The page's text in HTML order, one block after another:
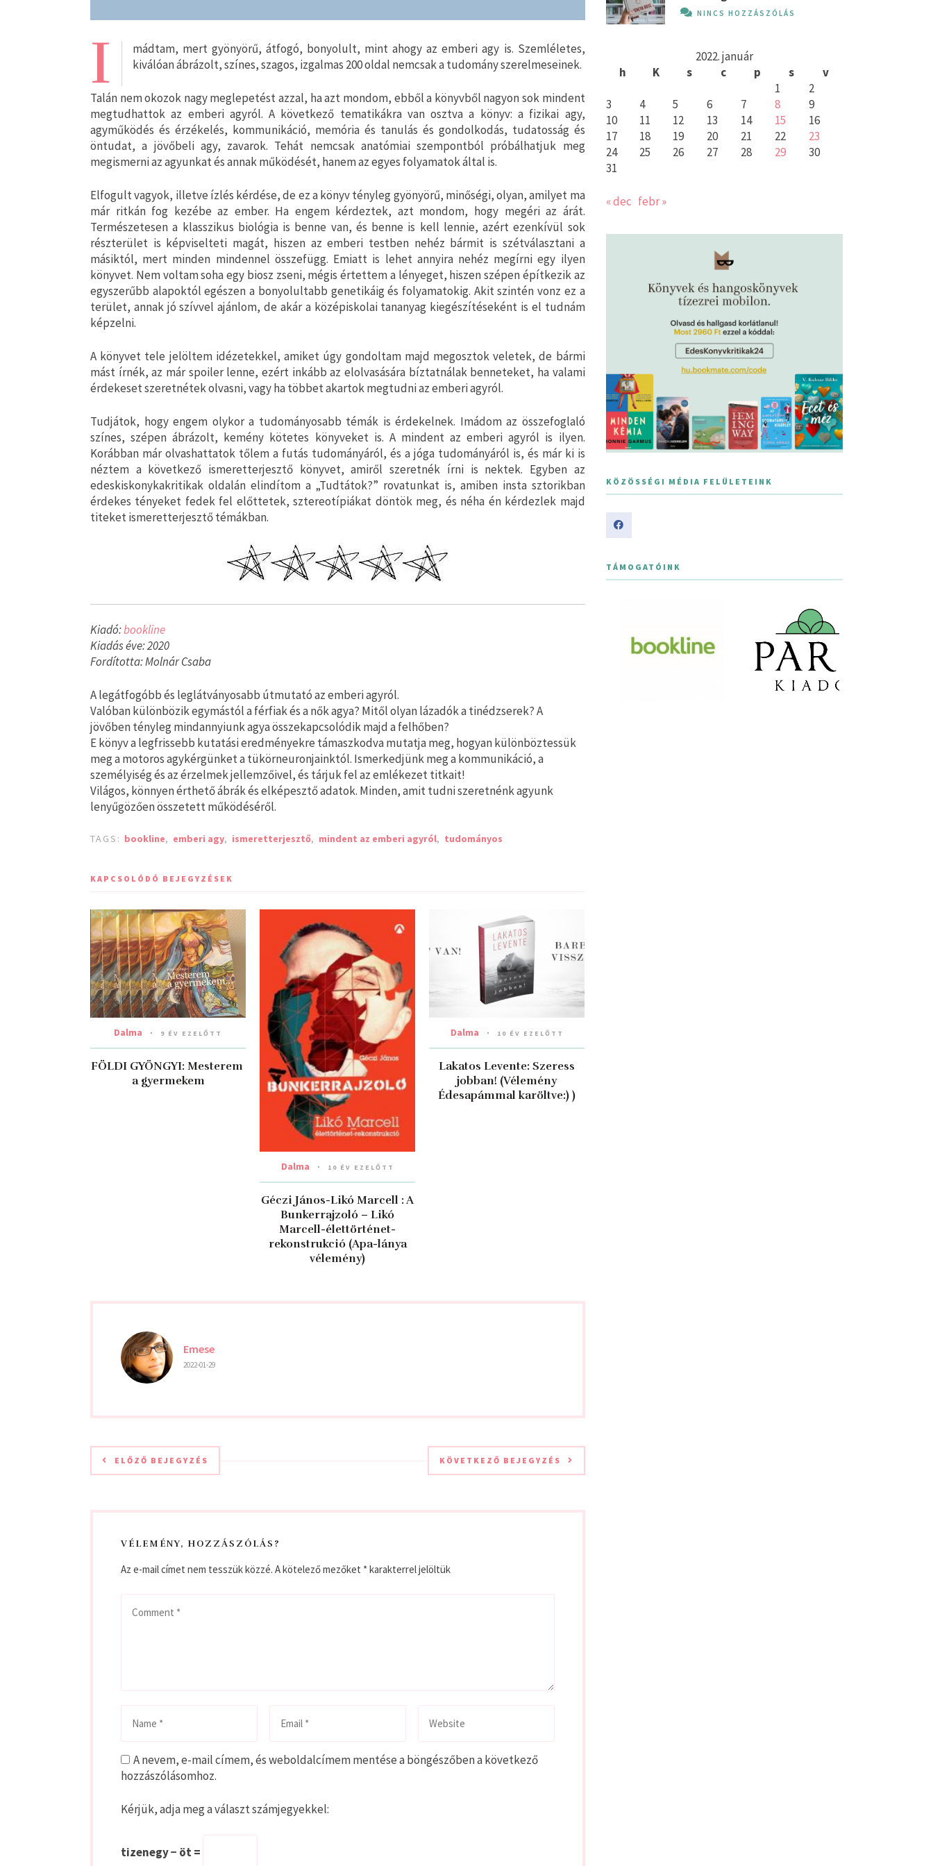
I
mádtam, mert gyönyörű, átfogó, bonyolult, mint ahogy az emberi agy is. Szemléletes,
kiválóan ábrázolt, színes, szagos, izgalmas 200 oldal nemcsak a tudomány szerelmeseinek.
Talán nem okozok nagy meglepetést azzal, ha azt mondom, ebből a könyvből nagyon sok mindent
megtudhattok az emberi agyról. A következő tematikákra van osztva a könyv: a fizikai agy,
agyműködés és érzékelés, kommunikáció, memória és tanulás és gondolkodás, tudatosság és
öntudat, a jövőbeli agy, zavarok. Tehát nemcsak anatómiai szempontból próbálhatjuk meg
megismerni az agyunkat és annak működését, hanem az egyes folyamatok által is.
Elfogult vagyok, illetve ízlés kérdése, de ez a könyv tényleg gyönyörű, minőségi, olyan, amilyet ma
már ritkán fog kezébe az ember. Ha engem kérdeztek, azt mondom, hogy megéri az árát.
Természetesen a klasszikus biológia is benne van, és benne is kell lennie, azért ezenkívül sok
részterület is képviselteti magát, hiszen az emberi testben nehéz bármit is szétválasztani a
másiktól, mert minden mindennel összefügg. Emiatt is lehet annyira nehéz megírni egy ilyen
könyvet. Nem voltam soha egy biosz zseni, mégis értettem a lényeget, hiszen szépen építkezik az
egyszerűbb alapoktól egészen a bonyolultabb genetikáig és folyamatokig. Akit szintén vonz ez a
terület, annak jó szívvel ajánlom, de akár a középiskolai tananyag kiegészítéseként is el tudnám
képzelni.
A könyvet tele jelöltem idézetekkel, amiket úgy gondoltam majd megosztok veletek, de bármi
mást írnék, az már spoiler lenne, ezért inkább az elolvasására bíztatnálak benneteket, ha valami
érdekeset szeretnétek olvasni, vagy ha többet akartok megtudni az emberi agyról.
Tudjátok, hogy engem olykor a tudományosabb témák is érdekelnek. Imádom az összefoglaló
színes, szépen ábrázolt, kemény kötetes könyveket is. A mindent az emberi agyról is ilyen.
Korábban már olvashattatok tőlem a futás tudományáról, és a jóga tudományáról is, és már ki is
néztem a következő ismeretterjesztő könyvet, amiről szeretnék írni is nektek. Egyben az
edeskiskonykakritikak oldalán elindítom a „Tudtátok?” rovatunkat is, amiben insta sztorikban
érdekes tényeket fedek fel előttetek, sztereotípiákat döntök meg, és néha én kérdezlek majd
titeket ismeretterjesztő témákban.
Kiadó:bookline
Kiadás éve: 2020
Fordította: Molnár Csaba
A legátfogóbb és leglátványosabb útmutató az emberi agyról.
Valóban különbözik egymástól a férfiak és a nők agya? Mitől olyan lázadók a tinédzserek? A
jövőben tényleg mindannyiunk agya összekapcsolódik majd a felhőben?
E könyv a legfrissebb kutatási eredményekre támaszkodva mutatja meg, hogyan különböztessük
meg a motoros agykérgünket a tükörneuronjainktól. Ismerkedjünk meg a kommunikáció, a
személyiség és az érzelmek jellemzőivel, és tárjuk fel az emlékezet titkait!
Világos, könnyen érthető ábrák és elképesztő adatok. Minden, amit tudni szeretnénk agyunk
lenyűgözően összetett működéséről.
TAGS: bookline, emberi agy, ismeretterjesztő, mindent az emberi agyról, tudományos
KAPCSOLÓDÓ BEJEGYZÉSEK
Dalma 9 ÉV EZELŐTT
FÖLDI GYÖNGYI: Mesterem ​
a gyermekem
Dalma 10 ÉV EZELŐTT
Géczi János-Likó Marcell : A
Bunkerrajzoló – Likó
Marcell-élettörténet-
rekonstrukció (Apa-lánya
vélemény)
Dalma 10 ÉV EZELŐTT
Lakatos Levente: Szeress
jobban! (Vélemény
Édesapámmal karöltve:) )
Emese
2022-01-29
ELŐZŐ BEJEGYZÉS KÖVETKEZŐ BEJEGYZÉS
VÉLEMÉNY, HOZZÁSZÓLÁS?
Az e-mail címet nem tesszük közzé. A kötelező mezőket *karakterrel jelöltük
A nevem, e-mail címem, és weboldalcímem mentése a böngészőben a következő
hozzászólásomhoz.
Kérjük, adja meg a választ számjegyekkel:
tizenegy − öt =
NINCS HOZZÁSZÓLÁS
2022. január
h
K s c p s
v
1
2
3
4 5 6 7 8
9
10
11 12 13 14 15
16
17
18 19 20 21 22
23
24
25 26 27 28 29
30
31
« dec febr »
KÖZÖSSÉGI MÉDIA FELÜLETEINK
TÁMOGATÓINK